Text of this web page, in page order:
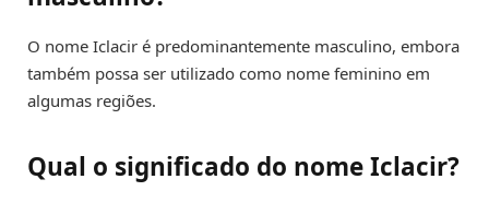
O nome Iclacir é predominantemente masculino, embora
também possa ser utilizado como nome feminino em
algumas regiões.
Qual o significado do nome Iclacir?